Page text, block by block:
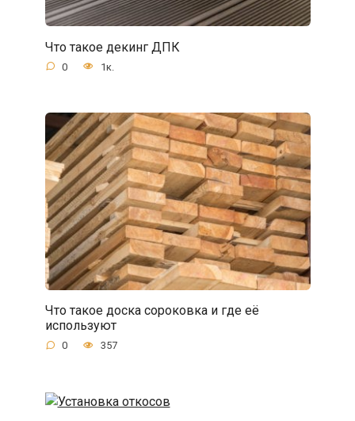
Что такое декинг ДПК
0 1к.
Что такое доска сороковка и где её
используют
0 357